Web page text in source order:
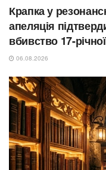
Крапка у
апеляція
вбивство 17-
06.08.2026